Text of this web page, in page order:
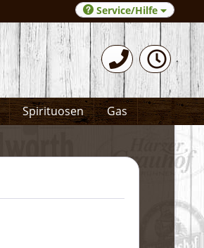
0531-372066
Service/Hilfe
Spirituosen Gas